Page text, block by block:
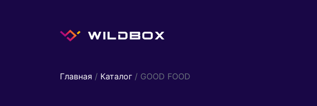
Главная / Каталог / GOOD FOOD